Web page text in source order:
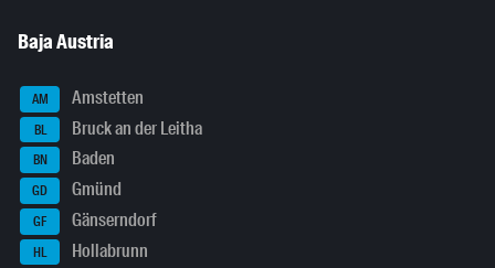
Baja Austria
AM Amstetten
BL Bruck an der Leitha
BN Baden
GD Gmünd
GF Gänserndorf
HL Hollabrunn